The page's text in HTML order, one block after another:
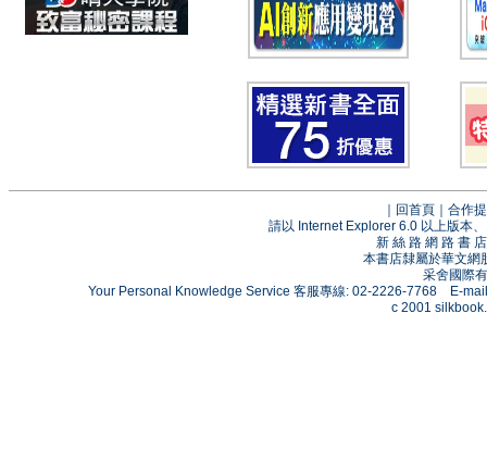
回首頁
合作
請以 Internet Explorer 6.0 以上版本
新 絲 路 網 路 書
本書店隸屬於華文網
采舍國際
Your Personal Knowledge Service 客服專線: 02-2226-7768 E-
c 2001